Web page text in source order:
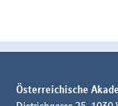
Österreichische